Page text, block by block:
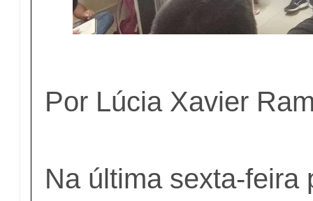
Por Lúcia Xavier
Na última sexta-feira